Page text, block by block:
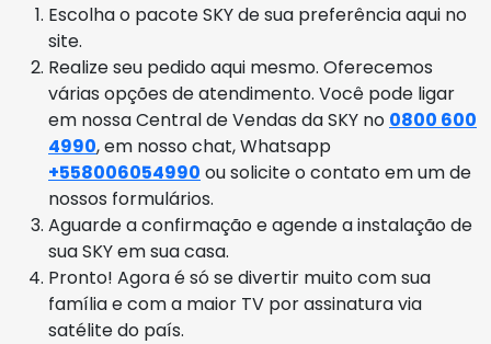
Escolha o pacote SKY de sua preferência aqui no
site.
Realize seu pedido aqui mesmo. Oferecemos
várias opções de atendimento. Você pode ligar
em nossa Central de Vendas da SKY no 0800 600
4990, em nosso chat, Whatsapp
+558006054990 ou solicite o contato em um de
nossos formulários.
Aguarde a confirmação e agende a instalação de
sua SKY em sua casa.
Pronto! Agora é só se divertir muito com sua
família e com a maior TV por assinatura via
satélite do país.